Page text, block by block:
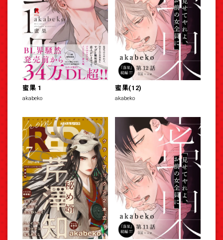
蜜果 1
akabeko
蜜果(12)
akabeko